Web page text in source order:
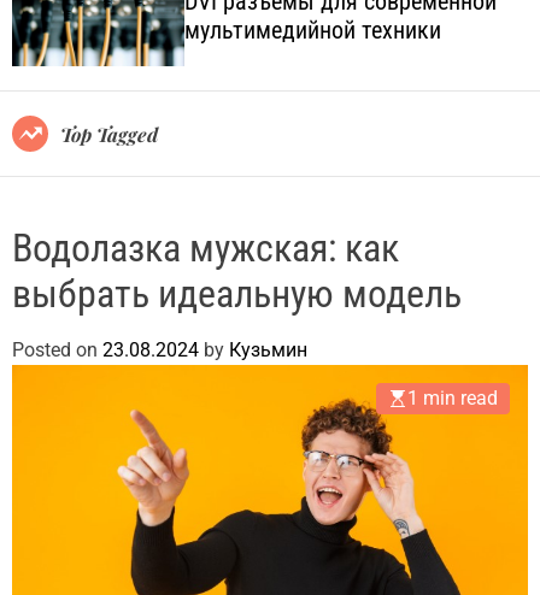
l
.
c
o
m
o
l
e
мультимедийной техники
Top Tagged
Водолазка мужская: как
выбрать идеальную модель
Posted on 23.08.2024 by Кузьмин
1 min read